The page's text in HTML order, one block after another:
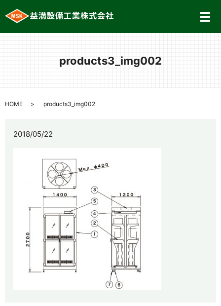
メ
products3_img002
HOME products3_img002
2018/05/22